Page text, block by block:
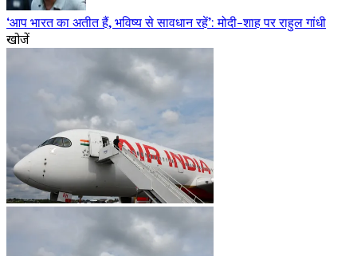
‘आप भारत का अतीत हैं, भविष्य से सावधान रहें’: मोदी-शाह पर राहुल गांधी
खोजें